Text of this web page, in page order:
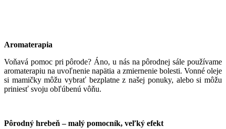
Aromaterapia
Voňavá pomoc pri pôrode? Áno, u nás na pôrodnej sále používame
aromaterapiu na uvoľnenie napätia a zmiernenie bolesti. Vonné oleje
si mamičky môžu vybrať bezplatne z našej ponuky, alebo si môžu
priniesť svoju obľúbenú vôňu.
Pôrodný hrebeň – malý pomocník, veľký efekt